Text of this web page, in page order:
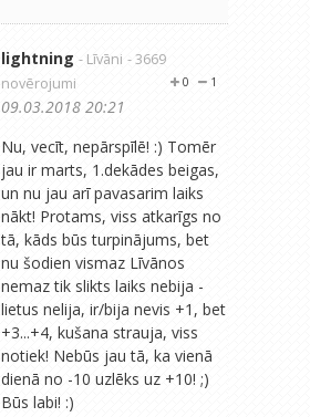
lightning - Līvāni - 3669
novērojumi
1
0
09.03.2018 20:21
Nu, vecīt, nepārspīlē! :) Tomēr
jau ir marts, 1.dekādes beigas,
un nu jau arī pavasarim laiks
nākt! Protams, viss atkarīgs no
tā, kāds būs turpinājums, bet
nu šodien vismaz Līvānos
nemaz tik slikts laiks nebija -
lietus nelija, ir/bija nevis +1, bet
+3...+4, kušana strauja, viss
notiek! Nebūs jau tā, ka vienā
dienā no -10 uzlēks uz +10! ;)
Būs labi! :)